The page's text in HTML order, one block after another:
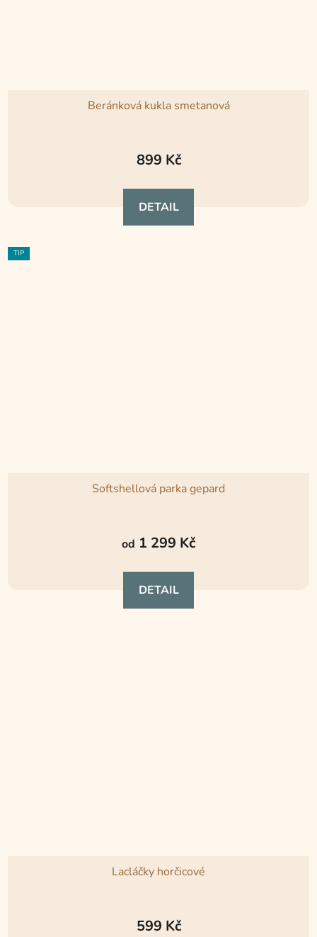
Beránková kukla smetanová
hodnocení
je
5,0
z
899 Kč
DETAIL
TIP
Softshellová parka gepard
hodnocení
je
4,8
z
od 1 299 Kč
DETAIL
Lacláčky horčicové
hodnocení
599 Kč